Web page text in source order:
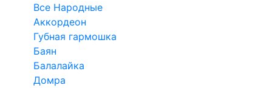
Все Народные
Аккордеон
Губная гармошка
Баян
Балалайка
Домра